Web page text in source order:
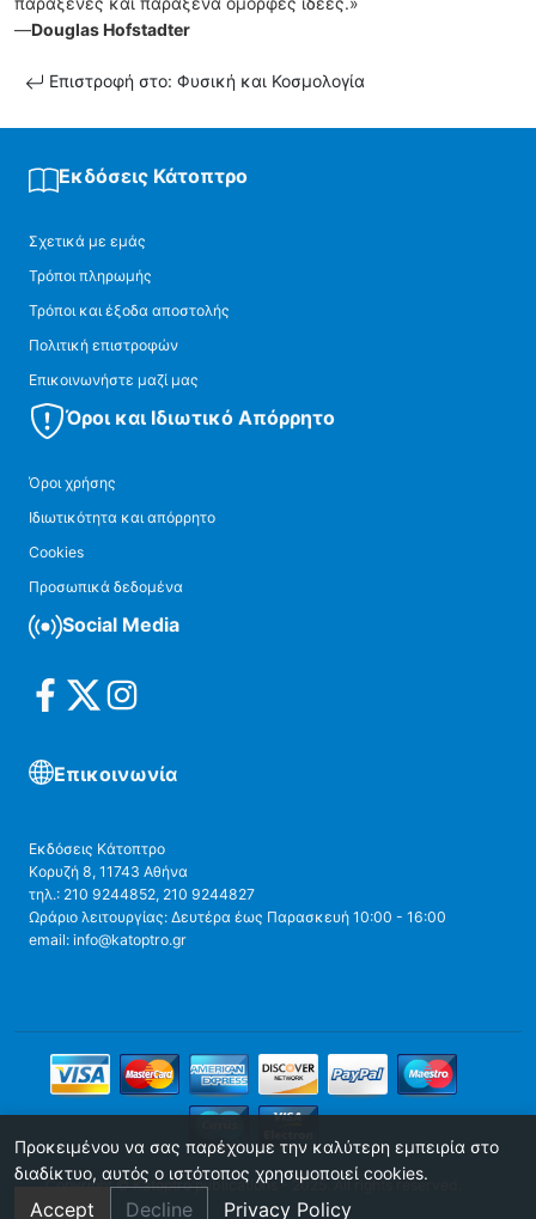
—DouglasHofstadter
Επιστροφή στο: Φυσική και Κοσμολογία
Εκδόσεις Κάτοπτρο
Σχετικά με εμάς
Τρόποι πληρωμής
Τρόποι και έξοδα αποστολής
Πολιτική επιστροφών
Επικοινωνήστε μαζί μας
Όροι και Ιδιωτικό Απόρρητο
Όροι χρήσης
Ιδιωτικότητα και απόρρητο
Cookies
Προσωπικά δεδομένα
Social Media
Επικοινωνία
Εκδόσεις Κάτοπτρο
Κορυζή 8, 11743 Αθήνα
τηλ.: 210 9244852, 210 9244827
Ωράριο λειτουργίας: Δευτέρα έως Παρασκευή 10:00 - 16:00
email: info@katoptro.gr
Copyright © Katoptro publications - 2025. All rights reserved.
Προκειμένου να σας παρέχουμε την καλύτερη εμπειρία στο
διαδίκτυο, αυτός ο ιστότοπος χρησιμοποιεί cookies.
Accept Decline Privacy Policy